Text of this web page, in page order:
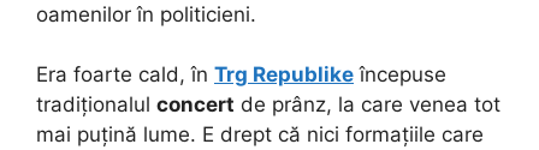
oamenilor în politicieni.
Era foarte cald, în Trg Republike începuse
tradiționalul concert de prânz, la care venea tot
mai puțină lume. E drept că nici formațiile care